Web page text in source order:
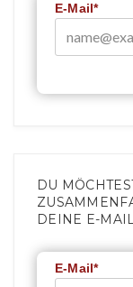
E-Mail*
DU
DEINE E-
E-Mail*